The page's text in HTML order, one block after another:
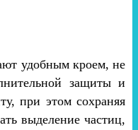
удобным кроем, не
защиты и
при этом сохраняя
выделение частиц,